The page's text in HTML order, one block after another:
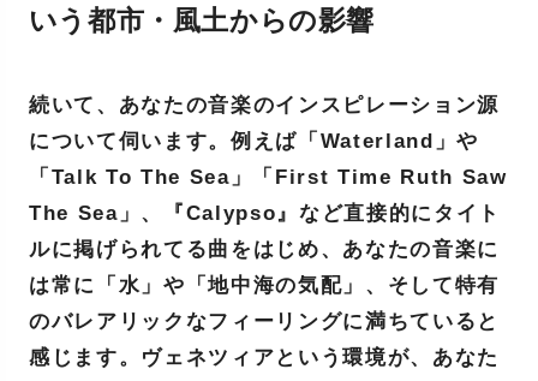
いう都市・風土からの影響
続いて、あなたの音楽のインスピレーション源
について伺います。例えば「Waterland」や
「Talk To The Sea」「First Time Ruth Saw
The Sea」、『Calypso』など直接的にタイト
ルに掲げられてる曲をはじめ、あなたの音楽に
は常に「水」や「地中海の気配」、そして特有
のバレアリックなフィーリングに満ちていると
感じます。ヴェネツィアという環境が、あなた